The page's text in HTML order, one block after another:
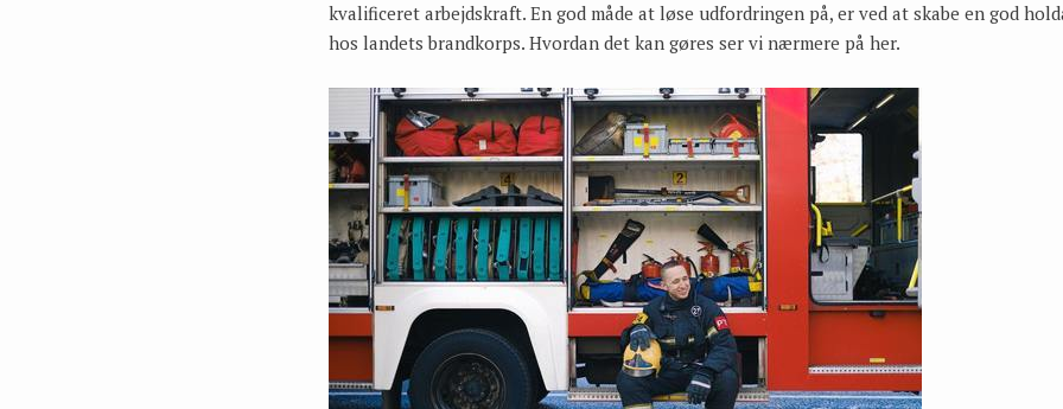
kvalificeret arbejdskraft. En god måde at løse udfordringen på, er ved at skabe en god
hos landets brandkorps. Hvordan det kan gøres ser vi nærmere på her.